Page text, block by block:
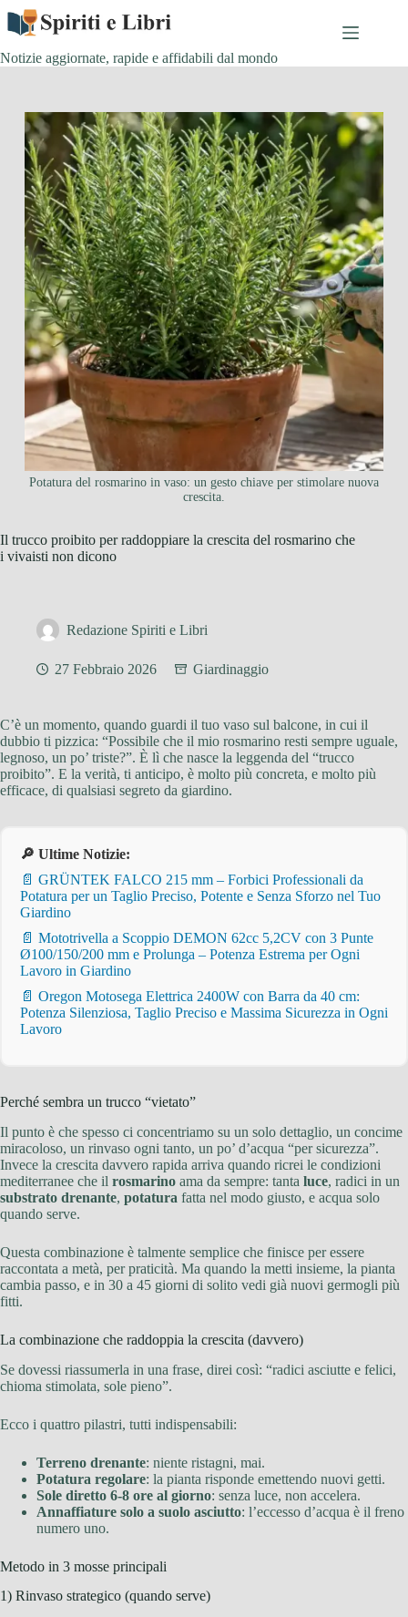
Salta
contenuto
Notizie aggiornate, rapide e affidabili dal mondo
Potatura del rosmarino in vaso: un gesto chiave per stimolare nuova
crescita.
Il trucco proibito per raddoppiare la crescita del rosmarino che
i vivaisti non dicono
Redazione Spiriti e Libri
27 Febbraio 2026 Giardinaggio
C’è un momento, quando guardi il tuo vaso sul balcone, in cui il
dubbio ti pizzica: “Possibile che il mio rosmarino resti sempre uguale,
legnoso, un po’ triste?”. È lì che nasce la leggenda del “trucco
proibito”. E la verità, ti anticipo, è molto più concreta, e molto più
efficace, di qualsiasi segreto da giardino.
🔎 Ultime Notizie:
📄 GRÜNTEK FALCO 215 mm – Forbici Professionali da
Potatura per un Taglio Preciso, Potente e Senza Sforzo nel Tuo
Giardino
📄 Mototrivella a Scoppio DEMON 62cc 5,2CV con 3 Punte
Ø100/150/200 mm e Prolunga – Potenza Estrema per Ogni
Lavoro in Giardino
📄 Oregon Motosega Elettrica 2400W con Barra da 40 cm:
Potenza Silenziosa, Taglio Preciso e Massima Sicurezza in Ogni
Lavoro
Perché sembra un trucco “vietato”
Il punto è che spesso ci concentriamo su un solo dettaglio, un concime
miracoloso, un rinvaso ogni tanto, un po’ d’acqua “per sicurezza”.
Invece la crescita davvero rapida arriva quando ricrei le condizioni
mediterranee che il rosmarino ama da sempre: tanta luce, radici in un
substrato drenante, potatura fatta nel modo giusto, e acqua solo
quando serve.
Questa combinazione è talmente semplice che finisce per essere
raccontata a metà, per praticità. Ma quando la metti insieme, la pianta
cambia passo, e in 30 a 45 giorni di solito vedi già nuovi germogli più
fitti.
La combinazione che raddoppia la crescita (davvero)
Se dovessi riassumerla in una frase, direi così: “radici asciutte e felici,
chioma stimolata, sole pieno”.
Ecco i quattro pilastri, tutti indispensabili:
Terreno drenante: niente ristagni, mai.
Potatura regolare: la pianta risponde emettendo nuovi getti.
Sole diretto 6-8 ore al giorno: senza luce, non accelera.
Annaffiature solo a suolo asciutto: l’eccesso d’acqua è il freno
numero uno.
Metodo in 3 mosse principali
1) Rinvaso strategico (quando serve)